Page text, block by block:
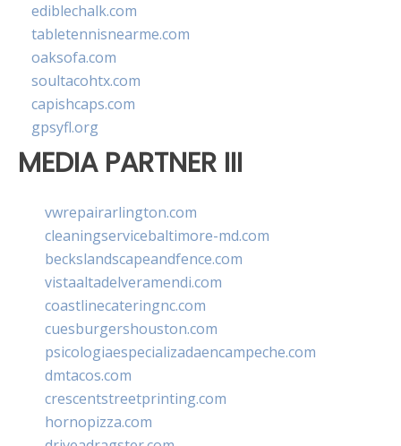
ediblechalk.com
tabletennisnearme.com
oaksofa.com
soultacohtx.com
capishcaps.com
gpsyfl.org
MEDIA PARTNER III
vwrepairarlington.com
cleaningservicebaltimore-md.com
beckslandscapeandfence.com
vistaaltadelveramendi.com
coastlinecateringnc.com
cuesburgershouston.com
psicologiaespecializadaencampeche.com
dmtacos.com
crescentstreetprinting.com
hornopizza.com